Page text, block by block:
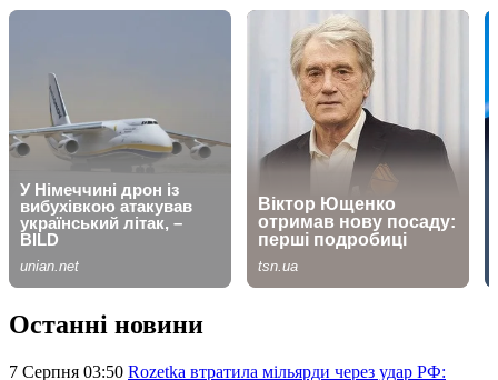
Останні новини
7 Серпня 03:50 Rozetka втратила мільярди через удар РФ: